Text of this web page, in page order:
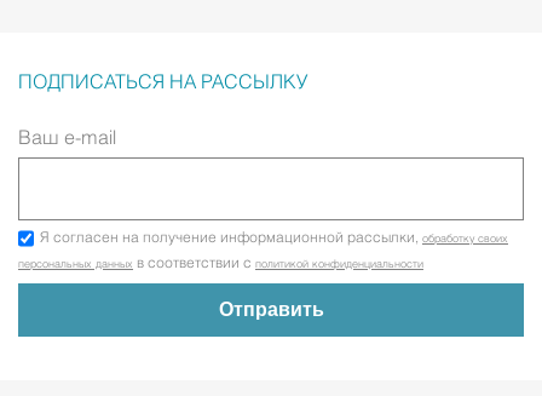
ПОДПИСАТЬСЯ НА РАССЫЛКУ
Ваш e-mail
Я согласен на получение информационной рассылки, обработку своих
персональных данных в соответствии с политикой конфиденциальности